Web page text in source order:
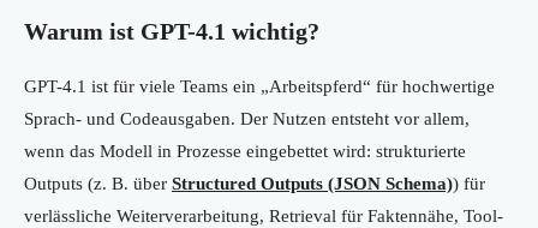
Warum ist GPT-4.1 wichtig?
GPT-4.1 ist für viele Teams ein „Arbeitspferd“ für hochwertige
Sprach- und Codeausgaben. Der Nutzen entsteht vor allem,
wenn das Modell in Prozesse eingebettet wird: strukturierte
Outputs (z. B. über Structured Outputs (JSON Schema)) für
verlässliche Weiterverarbeitung, Retrieval für Faktennähe, Tool-